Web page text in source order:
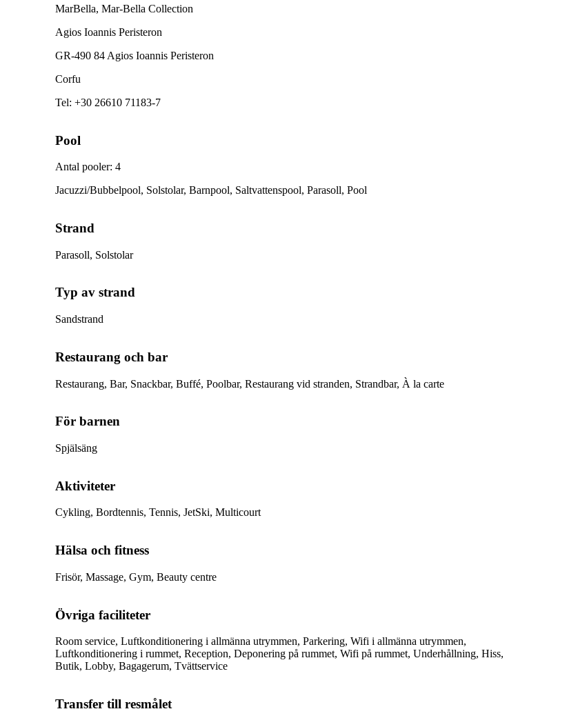
MarBella, Mar-Bella Collection
Agios Ioannis Peristeron
GR-490 84 Agios Ioannis Peristeron
Corfu
Tel: +30 26610 71183-7
Pool
Antal pooler: 4
Jacuzzi/Bubbelpool, Solstolar, Barnpool, Saltvattenspool, Parasoll, Pool
Strand
Parasoll, Solstolar
Typ av strand
Sandstrand
Restaurang och bar
Restaurang, Bar, Snackbar, Buffé, Poolbar, Restaurang vid stranden, Strandbar, À la carte
För barnen
Spjälsäng
Aktiviteter
Cykling, Bordtennis, Tennis, JetSki, Multicourt
Hälsa och fitness
Frisör, Massage, Gym, Beauty centre
Övriga faciliteter
Room service, Luftkonditionering i allmänna utrymmen, Parkering, Wifi i allmänna utrymmen,
Luftkonditionering i rummet, Reception, Deponering på rummet, Wifi på rummet, Underhållning, Hiss,
Butik, Lobby, Bagagerum, Tvättservice
Transfer till resmålet